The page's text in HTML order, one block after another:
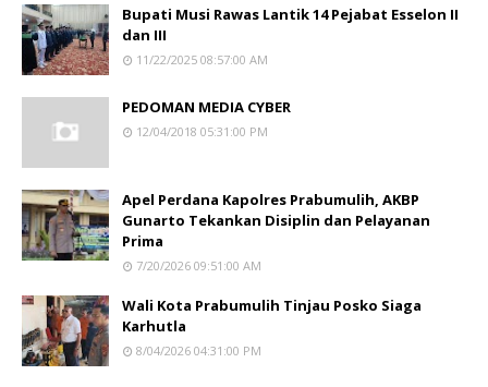
Bupati Musi Rawas Lantik 14 Pejabat Esselon II
dan III
11/22/2025 08:57:00 AM
PEDOMAN MEDIA CYBER
12/04/2018 05:31:00 PM
Apel Perdana Kapolres Prabumulih, AKBP
Gunarto Tekankan Disiplin dan Pelayanan
Prima
7/20/2026 09:51:00 AM
Wali Kota Prabumulih Tinjau Posko Siaga
Karhutla
8/04/2026 04:31:00 PM